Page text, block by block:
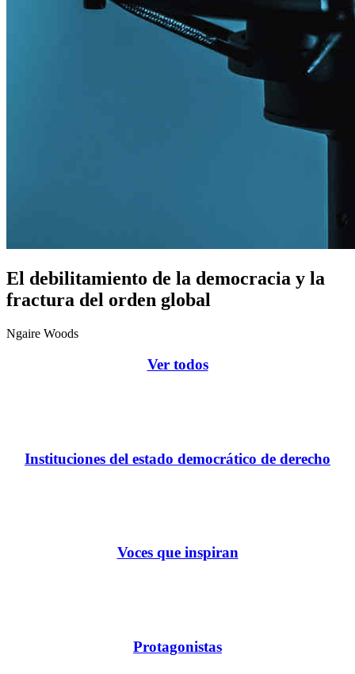
El debilitamiento de la democracia y la
fractura del orden global
Ngaire Woods
Ver todos
Instituciones del estado democrático de derecho
Voces que inspiran
Protagonistas